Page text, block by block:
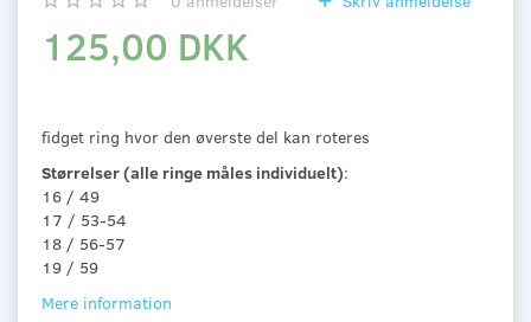
125,00 DKK
fidget ring hvor den øverste del kan roteres
Størrelser (alle ringe måles individuelt):
16 / 49
17 / 53-54
18 / 56-57
19 / 59
Mere information